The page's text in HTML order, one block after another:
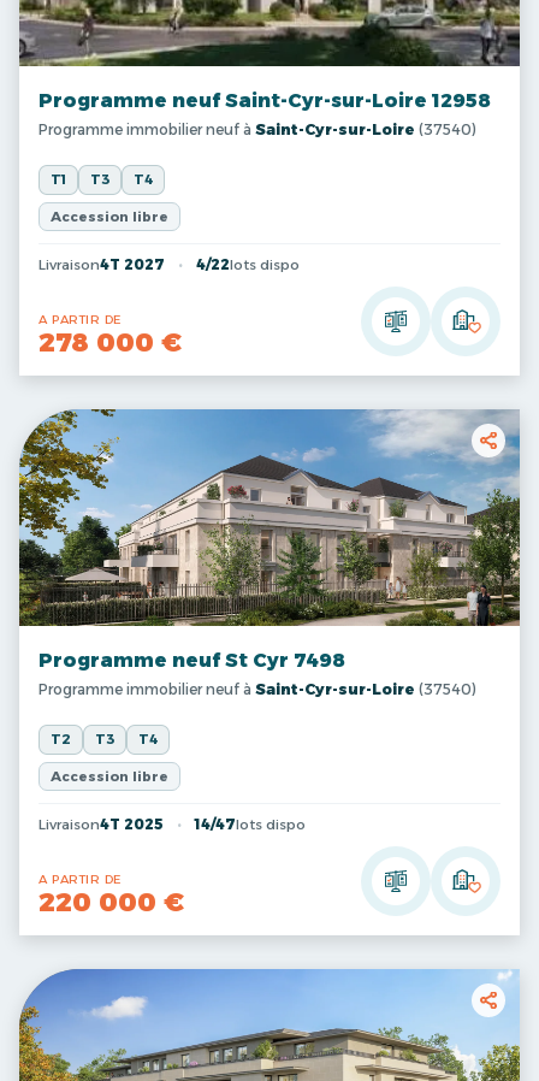
Programme neuf Saint-Cyr-sur-Loire 12958
Programme immobilier neuf à Saint-Cyr-sur-Loire (37540)
T1 T3 T4
Accession libre
Livraison4T 2027 4/22lots dispo
A PARTIR DE
278 000 €
Programme neuf St Cyr 7498
Programme immobilier neuf à Saint-Cyr-sur-Loire (37540)
T2 T3 T4
Accession libre
Livraison4T 2025 14/47lots dispo
A PARTIR DE
220 000 €